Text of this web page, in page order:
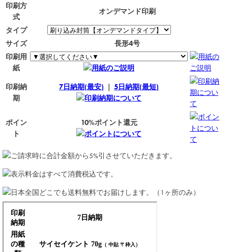
印刷方
式
オンデマンド印刷
タイプ
サイズ
長形4号
印刷用
紙
用紙のご説明
用紙の
ご説明
印刷納
期
7日納期(最安) ｜ 5日納期(最短)
印刷納期について
印刷納
期につい
て
ポイン
ト
10%ポイント還元
ポイントについて
ポイン
トについ
て